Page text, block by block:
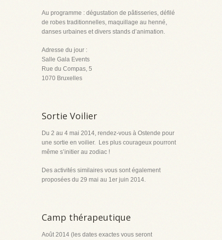
Au programme : dégustation de pâtisseries, défilé
de robes traditionnelles, maquillage au henné,
danses urbaines et divers stands d’animation.
Adresse du jour :
Salle Gala Events
Rue du Compas, 5
1070 Bruxelles
Sortie Voilier
Du 2 au 4 mai 2014, rendez-vous à Ostende pour
une sortie en voilier. Les plus courageux pourront
même s’initier au zodiac !
Des activités similaires vous sont également
proposées du 29 mai au 1er juin 2014.
Camp thérapeutique
Août 2014 (les dates exactes vous seront